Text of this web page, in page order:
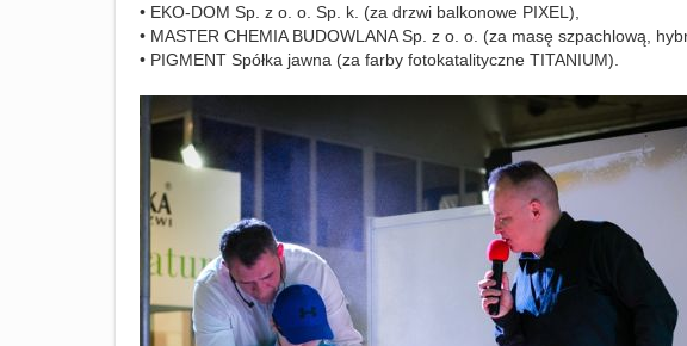
• EKO-DOM Sp. z o. o. Sp. k. (za drzwi balkonowe PIXEL),
• MASTER CHEMIA BUDOWLANA Sp. z o. o. (za masę szpachlową,
• PIGMENT Spółka jawna (za farby fotokatalityczne TITANIUM).